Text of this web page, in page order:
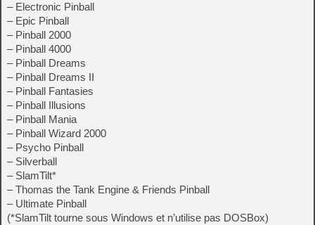
– Electronic Pinball
– Epic Pinball
– Pinball 2000
– Pinball 4000
– Pinball Dreams
– Pinball Dreams II
– Pinball Fantasies
– Pinball Illusions
– Pinball Mania
– Pinball Wizard 2000
– Psycho Pinball
– Silverball
– SlamTilt*
– Thomas the Tank Engine & Friends Pinball
– Ultimate Pinball
(*SlamTilt tourne sous Windows et n’utilise pas DOSBox)